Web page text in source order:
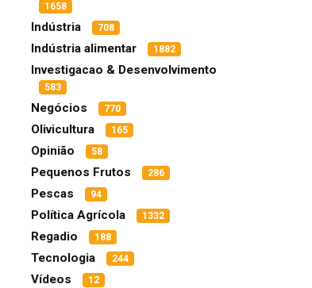
1658
Indústria 708
Indústria alimentar 1882
Investigacao & Desenvolvimento
583
Negócios 770
Olivicultura 165
Opinião 58
Pequenos Frutos 286
Pescas 94
Política Agrícola 1332
Regadio 188
Tecnologia 244
Vídeos 12